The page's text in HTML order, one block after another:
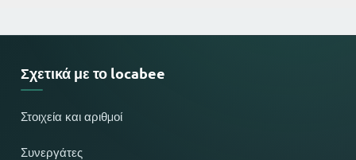
Σχετικά με το locabee
Στοιχεία και αριθμοί
Συνεργάτες